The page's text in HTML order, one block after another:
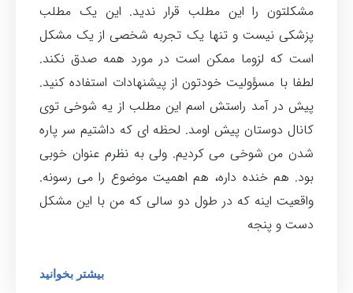
مشکلتون را این مطلب قرار ندید. این یک مطلب
پزشکی نیست و تنها یک تجربه شخصی از یک مشکل
است که لزوما ممکن است در مورد همه صدق نکند.
لطفا با مسؤولیت خودتون از پیشنهادات استفاده کنید.
پیش در آمد راستش اسم این مطلب از یه شوخی توی
کانال دوستان پیش اومد. لحظه ای که داشتیم سر پاره
شدن من شوخی می کردیم. ولی به نظرم عنوان خوبی
بود. هم خنده داره، هم اهمیت موضوع را می رسونه.
واقعیت اینه که در طول دو سالی که من با این مشکل
دست و پنجه
بیشتر بخوانید